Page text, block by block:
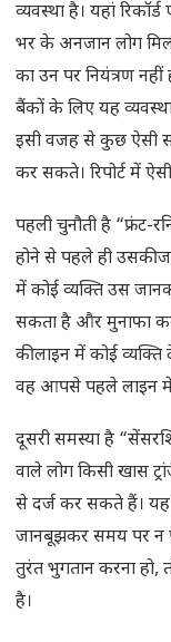
व्यवस्था है। यहां
भर के अनजान लोग
का उन पर नियंत्रण
बैंकों के लिए यह
इसी वजह से कुछ ऐसी
कर सकते। रिपोर्ट में
पहली चुनौती है “फ्रंट-
होने से पहले ही उसकी
में कोई व्यक्ति उस
सकता है और मुनाफा
की लाइन में कोई
वह आपसे पहले लाइन
दूसरी समस्या है
वाले लोग किसी खास
से दर्ज कर सकते हैं। यह
जानबूझकर समय पर न
तुरंत भुगतान करना हो,
है।